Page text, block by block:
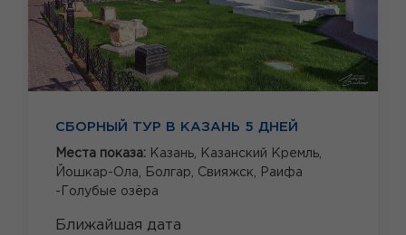
СБОРНЫЙ ТУР В КАЗАНЬ 5 ДНЕЙ
Места показа: Казань,
Казанский Кремль,
Йошкар-Ола,
Болгар, Свияжск,
Раифа
-Голубые озёра
Ближайшая дата